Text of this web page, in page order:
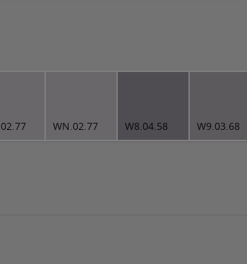
WN.02.77 W8.04.58 W9.03.68